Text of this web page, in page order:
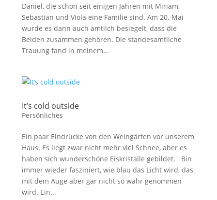
Daniel, die schon seit einigen Jahren mit Miriam,
Sebastian und Viola eine Familie sind. Am 20. Mai
wurde es dann auch amtlich besiegelt, dass die
Beiden zusammen gehören. Die standesamtliche
Trauung fand in meinem...
It’s cold outside
Persönliches
Ein paar Eindrücke von den Weingärten vor unserem
Haus. Es liegt zwar nicht mehr viel Schnee, aber es
haben sich wunderschöne Eiskristalle gebildet. Bin
immer wieder fasziniert, wie blau das Licht wird, das
mit dem Auge aber gar nicht so wahr genommen
wird. Ein...